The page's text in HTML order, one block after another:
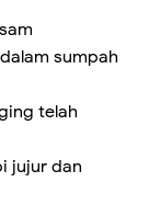
sumpah
telah
jujur dan